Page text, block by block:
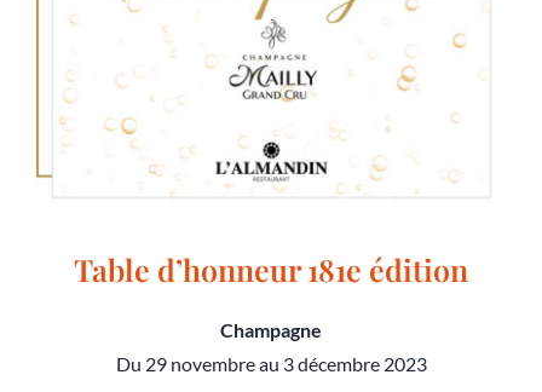
Table d’honneur 181e édition
Champagne
Du 29 novembre au 3 décembre 2023